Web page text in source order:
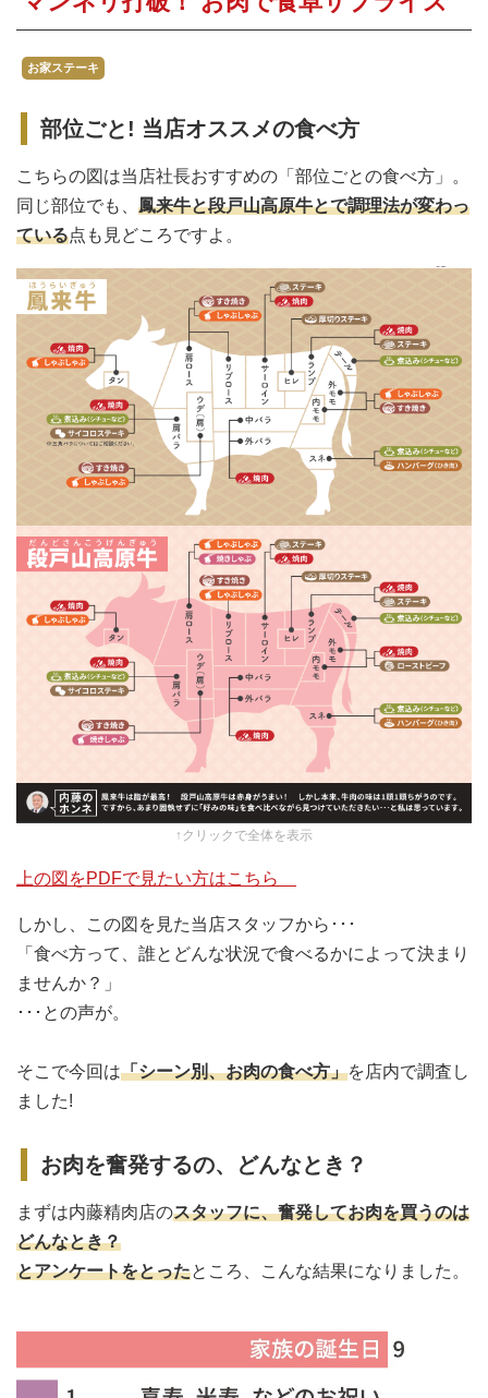
お家ステーキ
部位ごと! 当店オススメの食べ方
こちらの図は当店社長おすすめの「部位ごとの食べ方」。
同じ部位でも、 鳳来牛と段戸山高原牛とで調理法が変わっ
ている点も見どころですよ。
↑クリックで全体を表示
上の図をPDFで見たい方はこちら
しかし、この図を見た当店スタッフから･･･
「食べ方って、誰とどんな状況で食べるかによって決まり
ませんか？」
･･･との声が。
そこで今回は「シーン別、お肉の食べ方」を店内で調査し
ました!
お肉を奮発するの、どんなとき？
まずは内藤精肉店のスタッフに、奮発してお肉を買うのは
どんなとき？
とアンケートをとったところ、こんな結果になりました。